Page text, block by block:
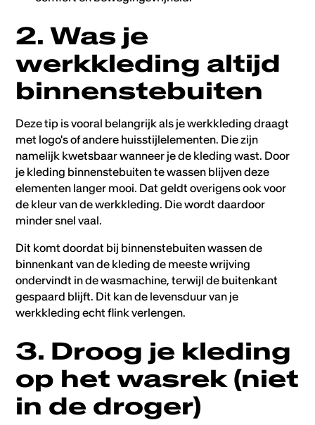
2. Was je
werkkleding altijd
binnenstebuiten
Deze tip is vooral belangrijk als je werkkleding draagt
met logo's of andere huisstijlelementen. Die zijn
namelijk kwetsbaar wanneer je de kleding wast. Door
je kleding binnenstebuiten te wassen blijven deze
elementen langer mooi. Dat geldt overigens ook voor
de kleur van de werkkleding. Die wordt daardoor
minder snel vaal.
Dit komt doordat bij binnenstebuiten wassen de
binnenkant van de kleding de meeste wrijving
ondervindt in de wasmachine, terwijl de buitenkant
gespaard blijft. Dit kan de levensduur van je
werkkleding echt flink verlengen.
3. Droog je kleding
op het wasrek (niet
in de droger)